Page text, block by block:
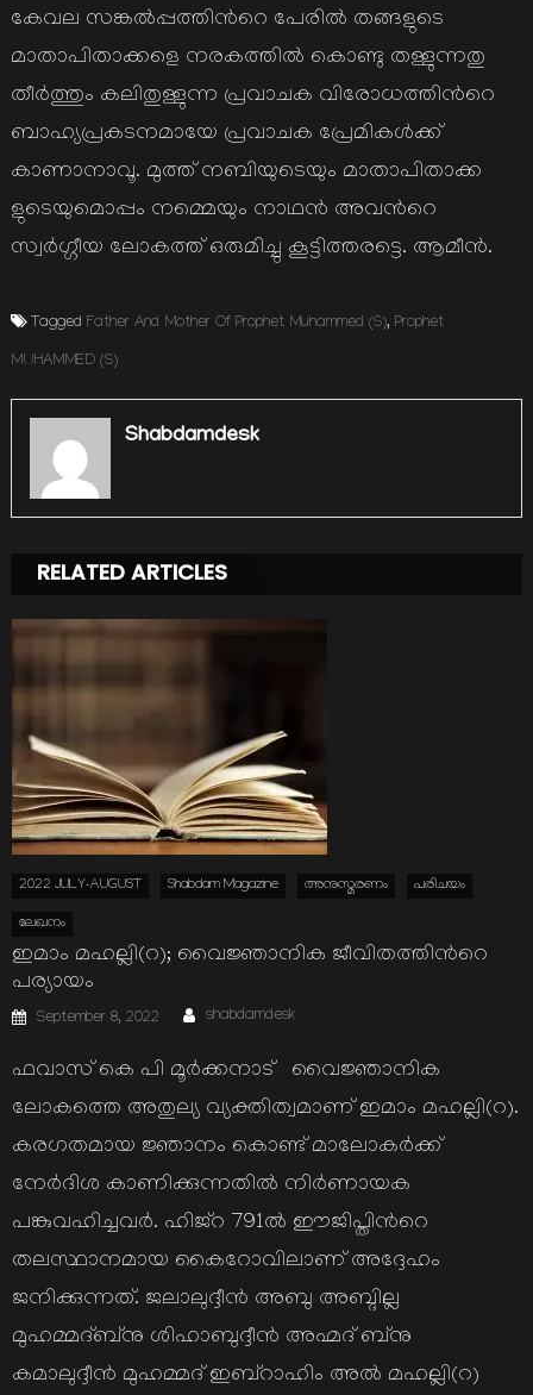
കേവല സങ്കല്‍പ്പത്തിന്‍റെ പേരില്‍ തങ്ങളുടെ
മാതാപിതാക്കളെ നരകത്തില്‍ കൊണ്ടു തള്ളുന്നതു
തീര്‍ത്തും കലിതുള്ളുന്ന പ്രവാചക വിരോധത്തിന്‍റെ
ബാഹ്യപ്രകടനമായേ പ്രവാചക പ്രേമികള്‍ക്ക്
കാണാനാവൂ. മുത്ത് നബിയുടെയും മാതാപിതാക്ക
ളുടെയുമൊപ്പം നമ്മെയും നാഥന്‍ അവന്‍റെ
സ്വര്‍ഗ്ഗീയ ലോകത്ത് ഒരുമിച്ചു കൂട്ടിത്തരട്ടെ. ആമീന്‍.
Tagged Father And Mother Of Prophet Muhammed (S), Prophet
MUHAMMED (S)
Shabdamdesk
RELATED ARTICLES
2022 JULY-AUGUST Shabdam Magazine അനുസ്മരണം പരിചയം
ലേഖനം
ഇമാം മഹല്ലി(റ); വൈജ്ഞാനിക ജീവിതത്തിന്‍റെ
പര്യായം
Posted
on
September 8, 2022 Author
shabdamdesk
ഫവാസ് കെ പി മൂര്‍ക്കനാട് വൈജ്ഞാനിക
ലോകത്തെ അതുല്യ വ്യക്തിത്വമാണ് ഇമാം മഹല്ലി(റ).
കരഗതമായ ജ്ഞാനം കൊണ്ട് മാലോകര്‍ക്ക്
നേര്‍ദിശ കാണിക്കുന്നതില്‍ നിര്‍ണായക
പങ്കുവഹിച്ചവര്‍. ഹിജ്റ 791ല്‍ ഈജിപ്തിന്‍റെ
തലസ്ഥാനമായ കൈറോവിലാണ് അദ്ദേഹം
ജനിക്കുന്നത്. ജലാലുദ്ദീന്‍ അബു അബ്ദില്ല
മുഹമ്മദ്ബ്നു ശിഹാബുദ്ദീന്‍ അഹ്മദ് ബ്നു
കമാലുദ്ദീന്‍ മുഹമ്മദ് ഇബ്റാഹിം അല്‍ മഹല്ലി(റ)